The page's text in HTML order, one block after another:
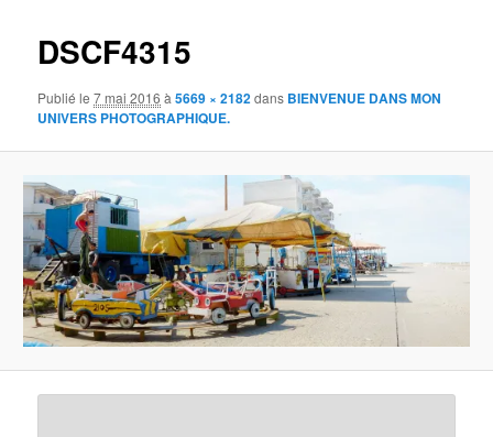
DSCF4315
Publié le7 mai 2016 à5669 × 2182dans BIENVENUE DANS MON
UNIVERS PHOTOGRAPHIQUE.